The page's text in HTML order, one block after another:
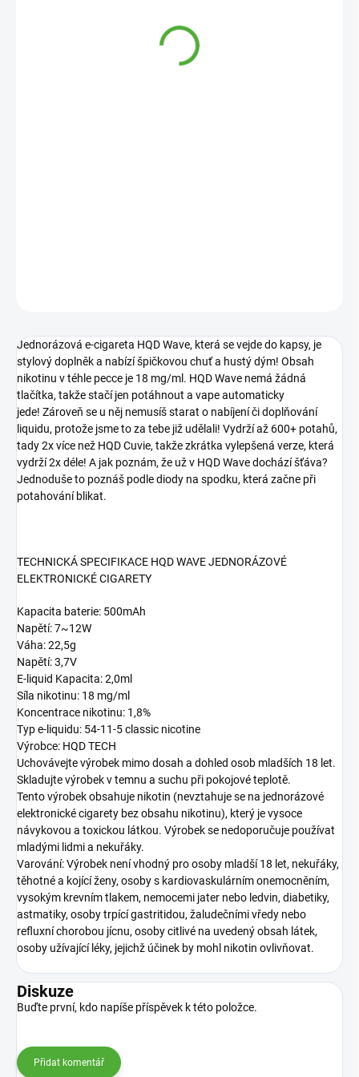
Jednorázová e-cigareta HQD Wave, která se vejde do kapsy, je
stylový doplněk a nabízí špičkovou chuť a hustý dým! Obsah
nikotinu v téhle pecce je 18 mg/ml. HQD Wave nemá žádná
tlačítka, takže stačí jen potáhnout a vape automaticky
jede! Zároveň se u něj nemusíš starat o nabíjení či doplňování
liquidu, protože jsme to za tebe již udělali! Vydrží až 600+ potahů,
tady 2x více než HQD Cuvie, takže zkrátka vylepšená verze, která
vydrží 2x déle! A jak poznám, že už v HQD Wave dochází šťáva?
Jednoduše to poznáš podle diody na spodku, která začne při
potahování blikat.
TECHNICKÁ SPECIFIKACE HQD WAVE JEDNORÁZOVÉ
ELEKTRONICKÉ CIGARETY
Kapacita baterie: 500mAh
Napětí: 7~12W
Váha: 22,5g
Napětí: 3,7V
E-liquid Kapacita: 2,0ml
Síla nikotinu: 18 mg/ml
Koncentrace nikotinu: 1,8%
Typ e-liquidu: 54-11-5 classic nicotine
Výrobce: HQD TECH
Uchovávejte výrobek mimo dosah a dohled osob mladších 18 let.
Skladujte výrobek v temnu a suchu při pokojové teplotě.
Tento výrobek obsahuje nikotin (nevztahuje se na jednorázové
elektronické cigarety bez obsahu nikotinu), který je vysoce
návykovou a toxickou látkou. Výrobek se nedoporučuje používat
mladými lidmi a nekuřáky.
Varování: Výrobek není vhodný pro osoby mladší 18 let, nekuřáky,
těhotné a kojící ženy, osoby s kardiovaskulárním onemocněním,
vysokým krevním tlakem, nemocemi jater nebo ledvin, diabetiky,
astmatiky, osoby trpící gastritidou, žaludečními vředy nebo
refluxní chorobou jícnu, osoby citlivé na uvedený obsah látek,
osoby užívající léky, jejichž účinek by mohl nikotin ovlivňovat.
Diskuze
Buďte první, kdo napíše příspěvek k této položce.
Přidat komentář